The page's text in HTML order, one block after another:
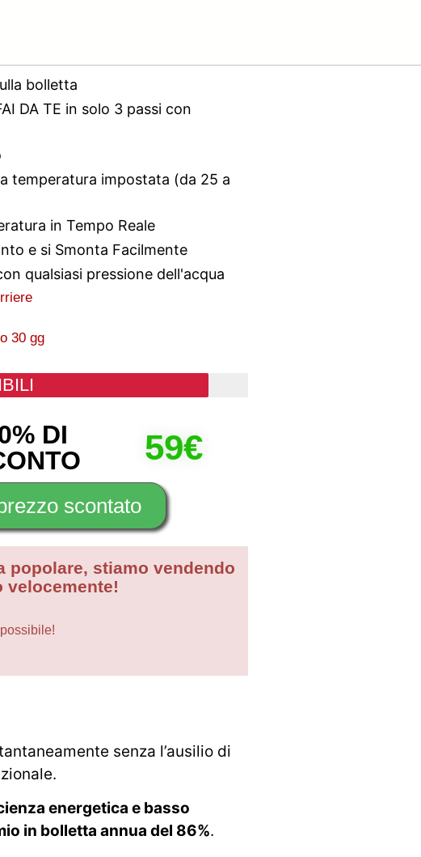
bolletta
DA TE in solo 3 passi con
temperatura impostata (da 25 a
in Tempo Reale
e si Smonta Facilmente
qualsiasi pressione dell'acqua
30 gg
DI
59€
scontato
popolare, stiamo vendendo
velocemente!
senza l’ausilio di
energetica e basso
in bolletta annua del 86%.